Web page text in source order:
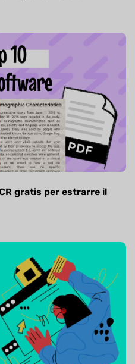
gratis per estrarre il